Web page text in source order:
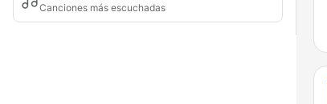
Canciones más escuchadas